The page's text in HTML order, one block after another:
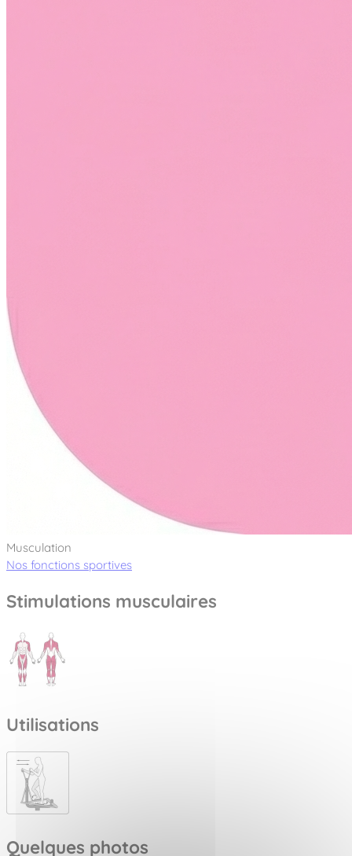
Musculation
Nos fonctions sportives
Stimulations musculaires
Utilisations
Quelques photos